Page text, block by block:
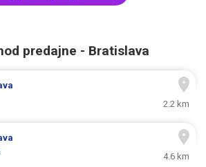
predajne - Bratislava
2.2 km
4.6 km